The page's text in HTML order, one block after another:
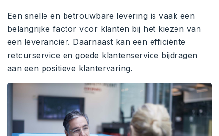
Een snelle en betrouwbare levering is vaak een
belangrijke factor voor klanten bij het kiezen van
een leverancier. Daarnaast kan een efficiënte
retourservice en goede klantenservice bijdragen
aan een positieve klantervaring.